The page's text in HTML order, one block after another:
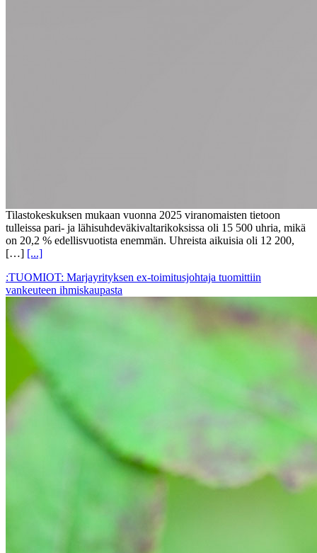
Tilastokeskuksen mukaan vuonna 2025 viranomaisten tietoon
tulleissa pari- ja lähisuhdeväkivaltarikoksissa oli 15 500 uhria, mikä
on 20,2 % edellisvuotista enemmän. Uhreista aikuisia oli 12 200,
[…] [...]
:TUOMIOT: Marjayrityksen ex-toimitusjohtaja tuomittiin
vankeuteen ihmiskaupasta